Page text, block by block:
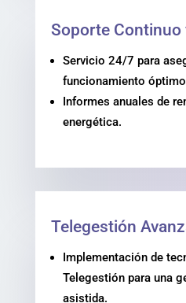
Soporte Continuo
Servicio 24/7 para
funcionamiento
Informes anuales de
energética.
Telegestión
Implementación de
Telegestión para una
asistida.